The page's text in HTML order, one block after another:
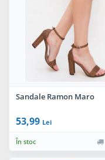
Sandale Ramon Maro
53,99 Lei
În stoc